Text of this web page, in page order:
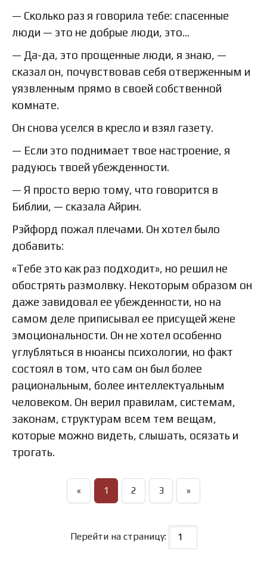
— Сколько раз я говорила тебе: спасенные
люди — это не добрые люди, это…
— Да-да, это прощенные люди, я знаю, —
сказал он, почувствовав себя отверженным и
уязвленным прямо в своей собственной
комнате.
Он снова уселся в кресло и взял газету.
— Если это поднимает твое настроение, я
радуюсь твоей убежденности.
— Я просто верю тому, что говорится в
Библии, — сказала Айрин.
Рэйфорд пожал плечами. Он хотел было
добавить:
«Тебе это как раз подходит», но решил не
обострять размолвку. Некоторым образом он
даже завидовал ее убежденности, но на
самом деле приписывал ее присущей жене
эмоциональности. Он не хотел особенно
углубляться в нюансы психологии, но факт
состоял в том, что сам он был более
рациональным, более интеллектуальным
человеком. Он верил правилам, системам,
законам, структурам всем тем вещам,
которые можно видеть, слышать, осязать и
трогать.
« 1 2 3 »
Перейти на страницу: